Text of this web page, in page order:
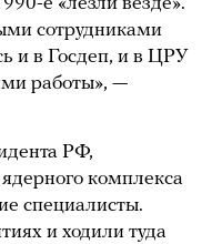
сотрудниками
и в Госдеп, и в ЦРУ
работы», —
РФ,
комплекса
специалисты.
и ходили туда